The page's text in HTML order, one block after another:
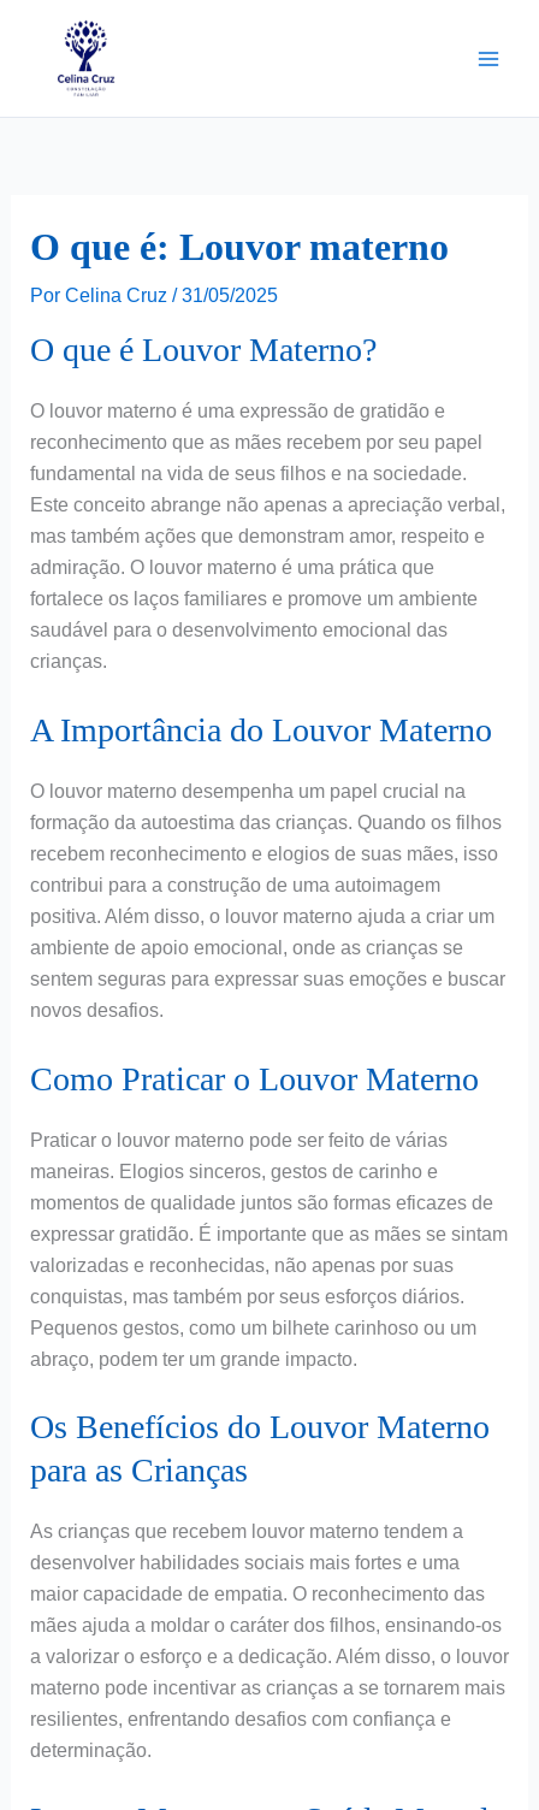
O que é: Louvor materno
Por Celina Cruz / 31/05/2025
O que é Louvor Materno?
O louvor materno é uma expressão de gratidão e
reconhecimento que as mães recebem por seu papel
fundamental na vida de seus filhos e na sociedade.
Este conceito abrange não apenas a apreciação verbal,
mas também ações que demonstram amor, respeito e
admiração. O louvor materno é uma prática que
fortalece os laços familiares e promove um ambiente
saudável para o desenvolvimento emocional das
crianças.
A Importância do Louvor Materno
O louvor materno desempenha um papel crucial na
formação da autoestima das crianças. Quando os filhos
recebem reconhecimento e elogios de suas mães, isso
contribui para a construção de uma autoimagem
positiva. Além disso, o louvor materno ajuda a criar um
ambiente de apoio emocional, onde as crianças se
sentem seguras para expressar suas emoções e buscar
novos desafios.
Como Praticar o Louvor Materno
Praticar o louvor materno pode ser feito de várias
maneiras. Elogios sinceros, gestos de carinho e
momentos de qualidade juntos são formas eficazes de
expressar gratidão. É importante que as mães se sintam
valorizadas e reconhecidas, não apenas por suas
conquistas, mas também por seus esforços diários.
Pequenos gestos, como um bilhete carinhoso ou um
abraço, podem ter um grande impacto.
Os Benefícios do Louvor Materno
para as Crianças
As crianças que recebem louvor materno tendem a
desenvolver habilidades sociais mais fortes e uma
maior capacidade de empatia. O reconhecimento das
mães ajuda a moldar o caráter dos filhos, ensinando-os
a valorizar o esforço e a dedicação. Além disso, o louvor
materno pode incentivar as crianças a se tornarem mais
resilientes, enfrentando desafios com confiança e
determinação.